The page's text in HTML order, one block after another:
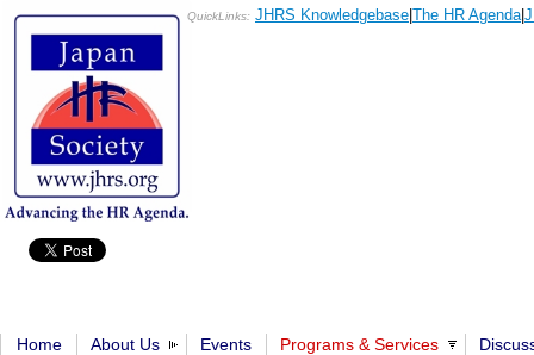
QuickLinks: JHRS Knowledgebase The HR Agenda|
Home About Us Events Programs & Services